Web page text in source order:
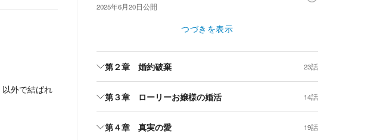
外で結ばれ
2025年6月20日公開
つづきを表示
第２章 婚約破棄 23話
第３章 ローリーお嬢様の婚活 14話
第４章 真実の愛 19話